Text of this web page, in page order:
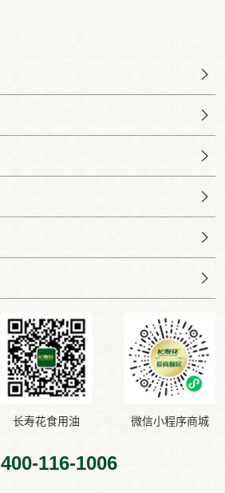
长寿花食用油 微信小程序商城
400-116-1006